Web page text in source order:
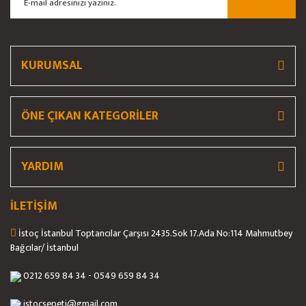
Ürün bilgilerinde hatalar bulunuyor.
Ürün fiyatı diğer sitelerden daha pahalı.
KURUMSAL
ÖNE ÇIKAN KATEGORİLER
YARDIM
İLETİŞİM
İstoç İstanbul Toptancılar Çarşısı 2435.Sok 17.Ada No:114 Mahmutbey
Bağcılar/ İstanbul
0212 659 84 34 - 0549 659 84 34